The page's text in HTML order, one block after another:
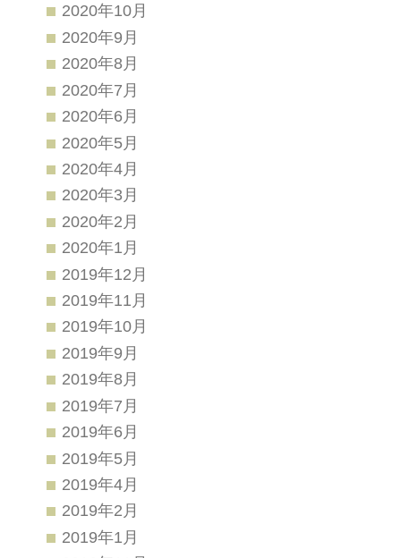
2020年10月
2020年9月
2020年8月
2020年7月
2020年6月
2020年5月
2020年4月
2020年3月
2020年2月
2020年1月
2019年12月
2019年11月
2019年10月
2019年9月
2019年8月
2019年7月
2019年6月
2019年5月
2019年4月
2019年2月
2019年1月